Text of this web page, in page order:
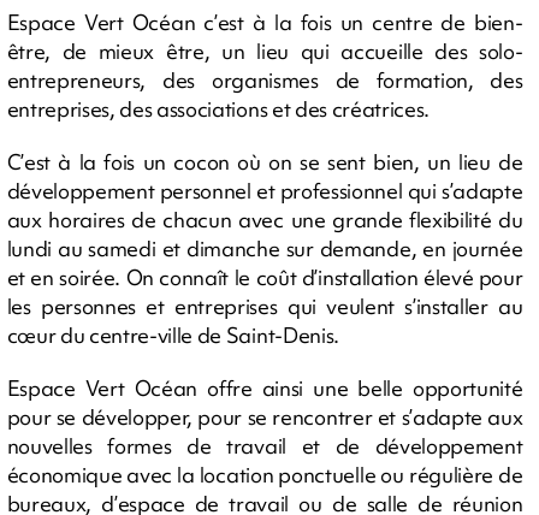
Espace Vert Océan c’est à la fois un centre de bien-
être, de mieux être, un lieu qui accueille des solo-
entrepreneurs, des organismes de formation, des
entreprises, des associations et des créatrices.
C’est à la fois un cocon où on se sent bien, un lieu de
développement personnel et professionnel qui s’adapte
aux horaires de chacun avec une grande flexibilité du
lundi au samedi et dimanche sur demande, en journée
et en soirée. On connaît le coût d’installation élevé pour
les personnes et entreprises qui veulent s’installer au
cœur du centre-ville de Saint-Denis.
Espace Vert Océan offre ainsi une belle opportunité
pour se développer, pour se rencontrer et s’adapte aux
nouvelles formes de travail et de développement
économique avec la location ponctuelle ou régulière de
bureaux, d’espace de travail ou de salle de réunion